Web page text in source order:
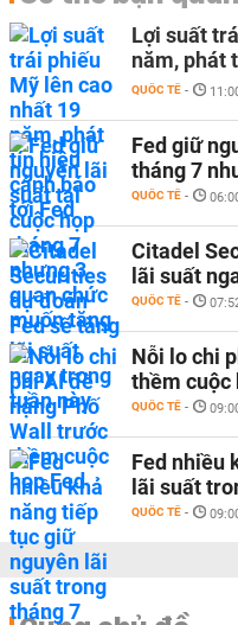
Lợi suất
năm, phát
QUỐC TẾ -
Fed giữ
tháng 7
QUỐC TẾ -
Citadel
lãi suất
QUỐC TẾ -
Nỗi lo chi
thềm cuộc
QUỐC TẾ -
Fed nhiều
lãi suất
QUỐC TẾ -